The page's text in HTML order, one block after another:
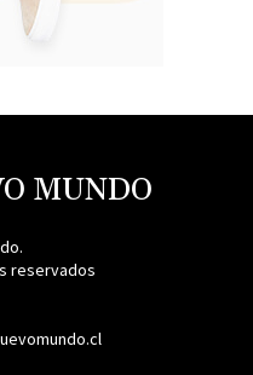
MUNDO
reservados